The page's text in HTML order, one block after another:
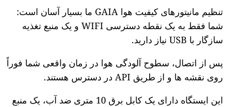
تنظیم مانیتورهای کیفیت هوا GAIA ما بسیار آسان است:
شما فقط به یک نقطه دسترسی WIFI و یک منبع تغذیه
سازگار با USB نیاز دارید.
پس از اتصال، سطوح آلودگی هوا در زمان واقعی شما فوراً
روی نقشه ها و از طریق API در دسترس هستند.
این ایستگاه دارای یک کابل برق 10 متری ضد آب، یک منبع